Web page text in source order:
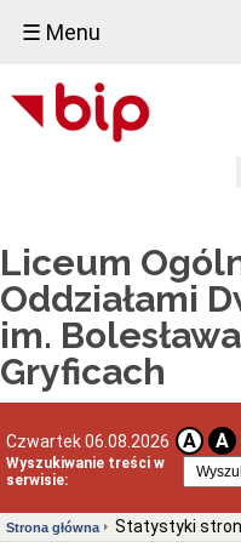
☰ Menu
Liceum
Oddziałami
im.
Gryficach
Czwartek 06.08.2026 A A
Wyszukiwanie treści w
serwisie:
Strona główna Statystyki stron